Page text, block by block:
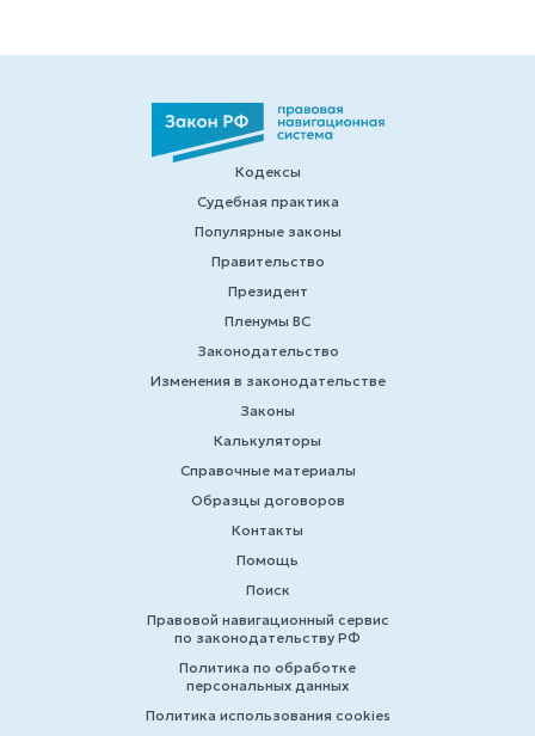
Кодексы
Судебная практика
Популярные законы
Правительство
Президент
Пленумы ВС
Законодательство
Изменения в законодательстве
Законы
Калькуляторы
Справочные материалы
Образцы договоров
Контакты
Помощь
Поиск
Правовой навигационный сервис
по законодательству РФ
Политика по обработке
персональных данных
Политика использования cookies